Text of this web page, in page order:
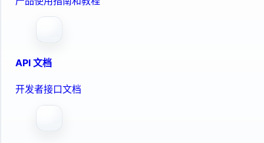
API 文档
开发者接口文档